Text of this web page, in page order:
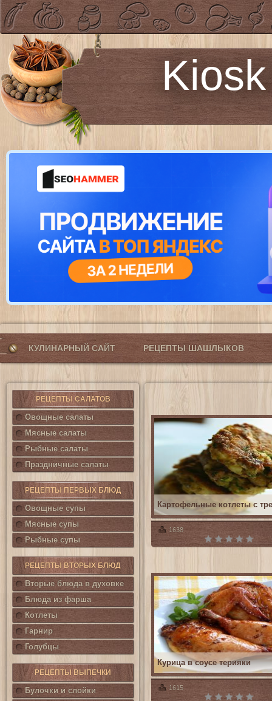
КУЛИНАРНЫЙ САЙТ РЕЦЕПТЫ ШАШЛЫКОВ
РЕЦЕПТЫ САЛАТОВ
Овощные салаты
Мясные салаты
Рыбные салаты
Праздничные салаты
РЕЦЕПТЫ ПЕРВЫХ БЛЮД
Овощные супы
Мясные супы
Рыбные супы
РЕЦЕПТЫ ВТОРЫХ БЛЮД
Вторые блюда в духовке
Блюда из фарша
Котлеты
Гарнир
Голубцы
РЕЦЕПТЫ ВЫПЕЧКИ
Булочки и слойки
1638
Картофельные котлеты с
1615
Курица в соусе терияки